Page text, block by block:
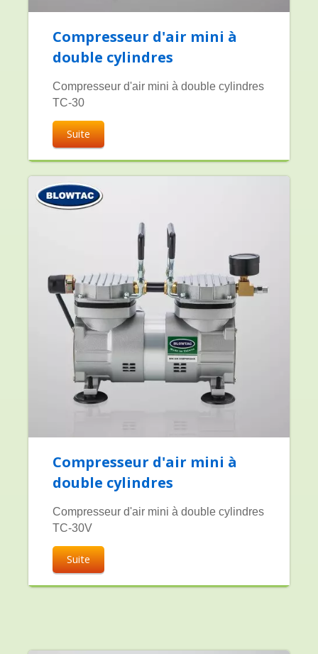
Compresseur d'air mini à
double cylindres
Compresseur d'air mini à double cylindres
TC-30
Suite
Compresseur d'air mini à
double cylindres
Compresseur d'air mini à double cylindres
TC-30V
Suite